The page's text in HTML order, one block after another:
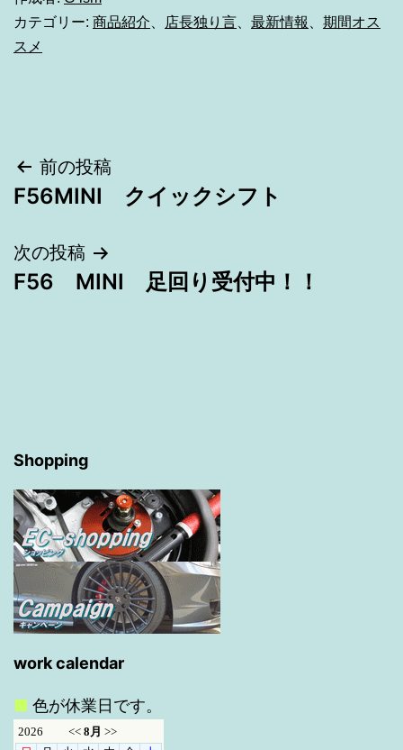
カテゴリー: 商品紹介 店長独り言 最新情報
期間オス
スメ
投
稿
ナ
ビ
ョ
ン
前の投稿
F56MINI クイックシフト
次の投稿
F56 MINI 足回り受付中！！
Shopping
work calendar
■ 色が休業日です。